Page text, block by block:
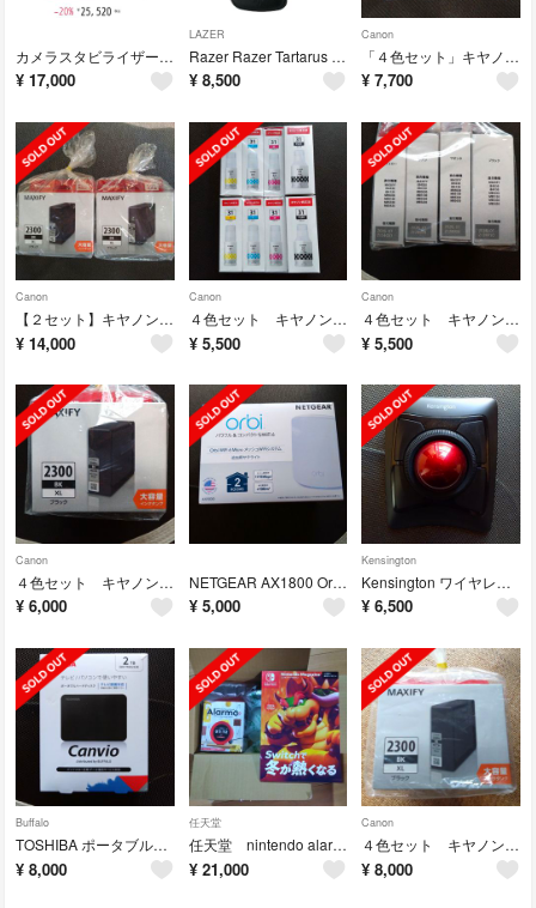
カメラスタビライザー feiyutech scorp-c
¥ 17,000
LAZER
Razer Razer Tartarus Pro 左手キーパッド
¥ 8,500
Canon
「４色セット」キヤノン 純正インクPGI-2300XL 大容量
¥ 7,700
Canon
【２セット】キヤノン 純正インクタンク PGI-2300XL 大容量
¥ 14,000
Canon
４色セット キヤノン 純正インクボトル GI-31PG
¥ 5,500
Canon
４色セット キヤノン 純正インクタンク PGI-2300XL
¥ 5,500
Canon
４色セット キヤノン 純正インクタンク PGI-2300XL
¥ 6,000
NETGEAR AX1800 Orbi WiFi 6 Micro メッシュWi…
¥ 5,000
Kensington
Kensington ワイヤレス トラックボール K72359JP
¥ 6,500
Buffalo
TOSHIBA ポータブルHDD HD-TPA2U3-B
¥ 8,000
任天堂
任天堂 nintendo alarmo アラーモ
¥ 21,000
Canon
４色セット キヤノン 純正インクタンク PGI-2300XLY 大容量
¥ 8,000